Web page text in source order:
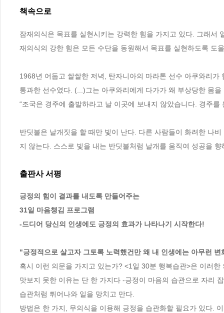
책속으로
잠재의식은 목표를 실현시키는 강력한 힘을 가지고 있다. 그래서
재의식의 강한 힘은 모든 수단을 동원해서 목표를 실현하도록 도
1968년 어둡고 쌀쌀한 저녁, 탄자니아의 마라톤 선수 아쿠와리
통과한 선수였다. (...)그는 아쿠와리에게 다가가 왜 부상당한 몸
“조국은 경주에 출발하라고 날 이곳에 보내지 않았습니다. 경주
반딧불은 날개짓을 할 때만 빛이 난다. 다른 사람들이 화려한 나
지 않는다. 스스로 빛을 내는 반딧불처럼 날개를 움직여 성공을
출판사 서평
긍정의 힘이 결과를 내도록 만들어주는
31일 마음챙김 프로그램
-드디어 당신의 인생에도 긍정의 효과가 나타나기 시작한다!
"긍정적으로 살고자 그토록 노력했건만 왜 내 인생에는 아무런
혹시 이런 의문을 가지고 있는가? <1일 30분 행복습관>은 이러
맛보지 못한 이유는 단 한 가지다 -긍정이 마음의 습관으로 자리
습관처럼 튀어나와 일을 망치고 만다.
방법은 한 가지, 무의식을 이용해 긍정을 습관화할 필요가 있다.